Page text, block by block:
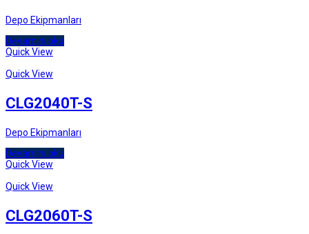
Depo Ekipmanları
Devamını oku
Quick View
Quick View
CLG2040T-S
Depo Ekipmanları
Devamını oku
Quick View
Quick View
CLG2060T-S